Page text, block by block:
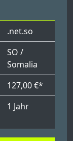
.net.so
SO /
Somalia
127,00 €*
1 Jahr